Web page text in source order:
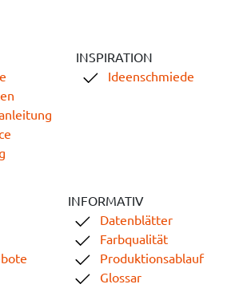
INSPIRATION
Ideenschmiede
INFORMATIV
Datenblätter
Farbqualität
Produktionsablauf
Glossar